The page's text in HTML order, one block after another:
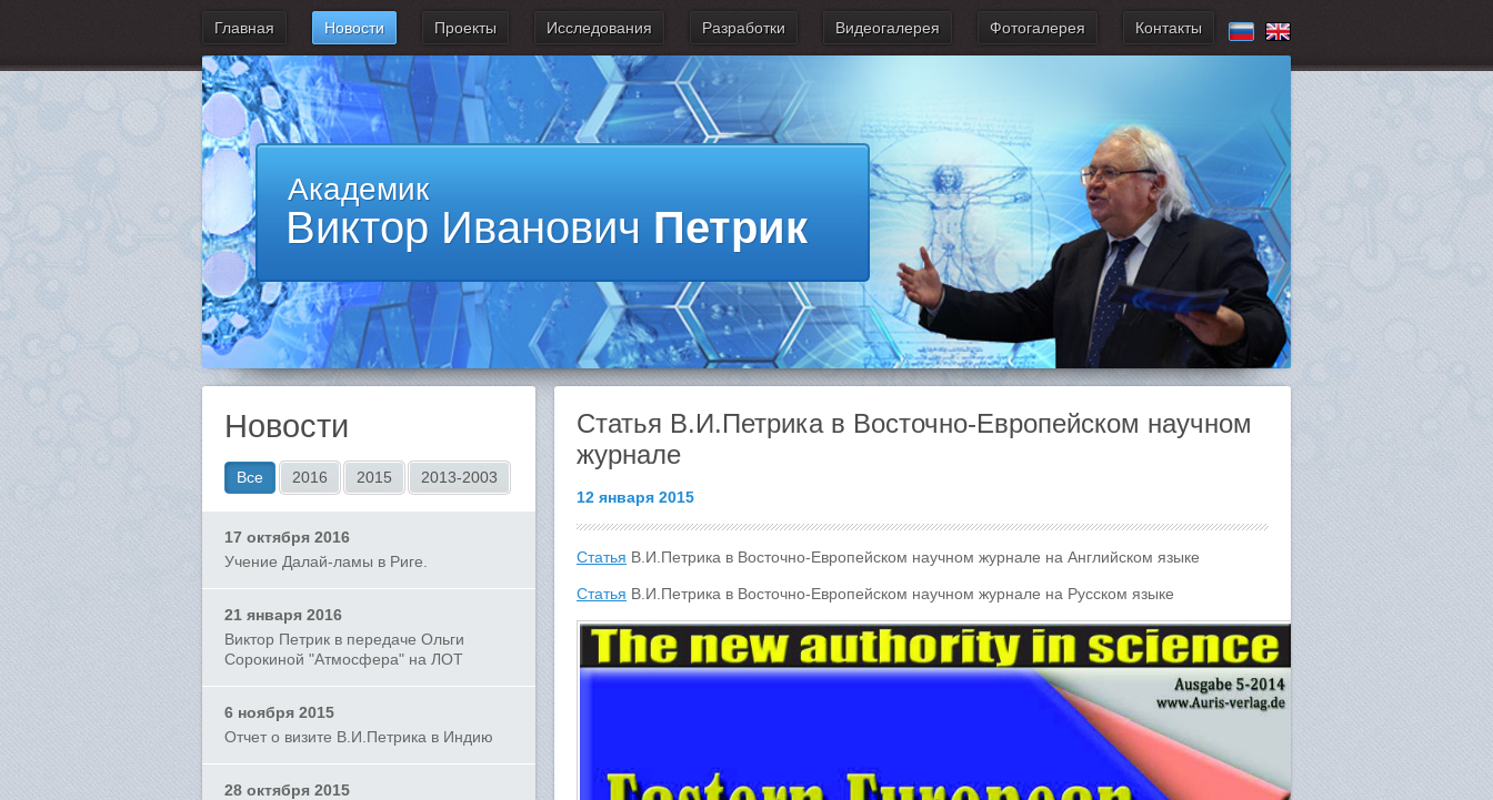
Главная Новости Проекты Исследования Разработки Видеогалерея Фотогалерея Контакты
Академик
Виктор Иванович Петрик
Новости
Все 2016 2015 2013-2003
17 октября 2016
Учение Далай-ламы в Риге.
21 января 2016
Виктор Петрик в передаче Ольги
Сорокиной "Атмосфера" на ЛОТ
6 ноября 2015
Отчет о визите В.И.Петрика в Индию
28 октября 2015
Статья В.И.Петрика в Восточно-Европейском научном
журнале
12 января 2015
Статья В.И.Петрика в Восточно-Европейском научном журнале на Английском языке
Статья В.И.Петрика в Восточно-Европейском научном журнале на Русском языке